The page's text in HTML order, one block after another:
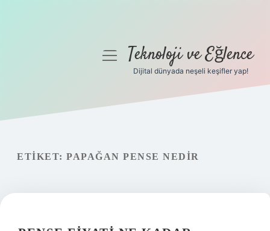
Gizlilik Politikası
menüyüTeknoloji ve Eğlence
Dijital dünyada neşeli keşifler yap!
ETIKET: PAPAĞAN PENSE NEDIR